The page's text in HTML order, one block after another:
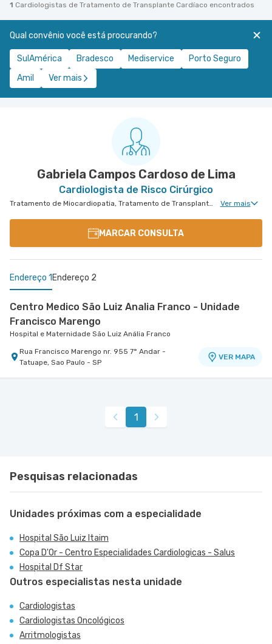
1 Cardiologistas de Tratamento de Transplante Cardíaco encontrados
Qual convênio você está procurando?
SulAmérica Bradesco Mediservice
Porto Seguro
Amil
Ver mais
Gabriela Campos Cardoso de Lima
Cardiologista de Risco Cirúrgico
Tratamento de Miocardiopatia, Tratamento de Transplante Cardíaco, Tratamento de Insuficiência Cardíaca, Insuficiência Cardíaca e Transplante Ver mais
MARCAR CONSULTA
Endereço 1 Endereço 2
Centro Medico São Luiz Analia Franco - Unidade
Francisco Marengo
Hospital e Maternidade São Luiz Anália Franco
Rua Francisco Marengo nr. 955 7° Andar -
Tatuape, Sao Paulo - SP
VER MAPA
Centro Médico São Luiz Itaim - Unidade Visionaire
Rua Doutor Alceu de Campos Rodrigues nr. 46
Cardiologia D'Or Edifício Visionaire - Vila Nova
Conceicao, Sao Paulo - SP
1
Pesquisas relacionadas
Unidades próximas com a especialidade
Hospital São Luiz Itaim
Copa D'Or - Centro Especialidades Cardiologicas - Salus
Hospital Df Star
Outros especialistas nesta unidade
Cardiologistas
Cardiologistas Oncológicos
Arritmologistas